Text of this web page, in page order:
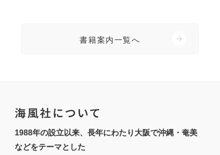
書籍案内一覧へ
海風社について
1988年の設立以来、長年にわたり大阪で沖縄・奄美
などをテーマとした